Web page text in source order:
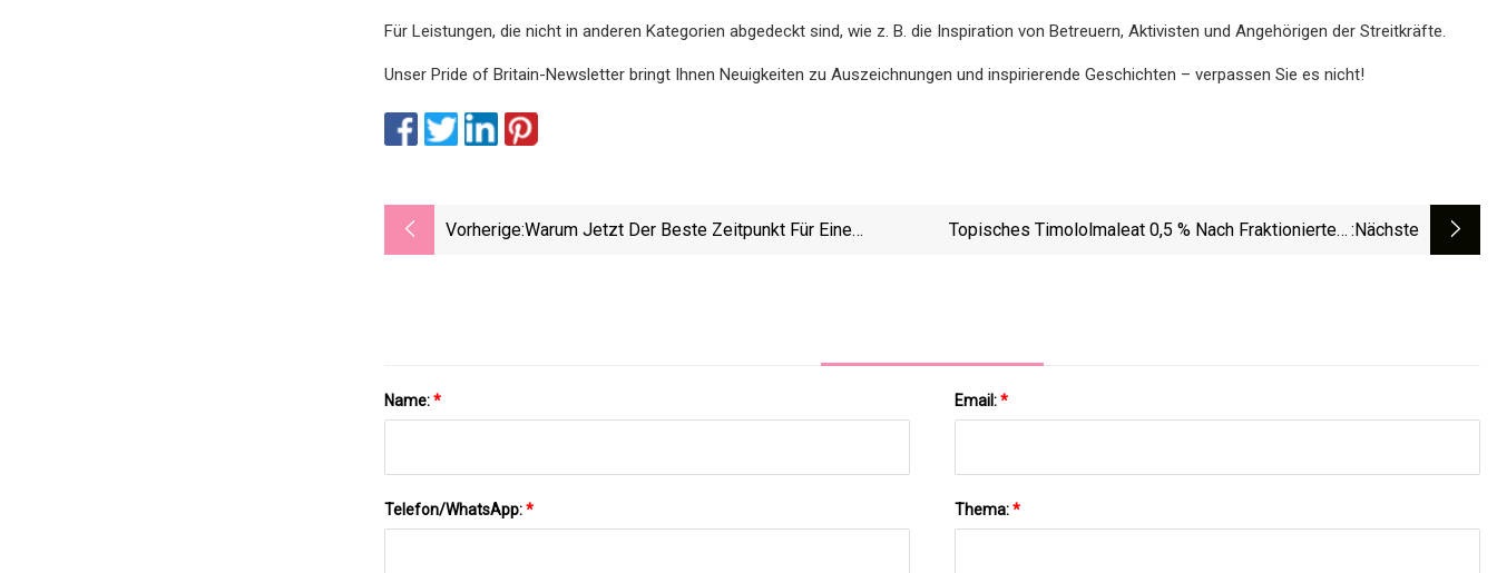
Für Leistungen, die nicht in anderen Kategorien abgedeckt sind, wie z. B. die Inspiration von Betreuern, Aktivisten und Angehörigen der Streitkräfte.
Unser Pride of Britain-Newsletter bringt Ihnen Neuigkeiten zu Auszeichnungen und inspirierende Geschichten – verpassen Sie es nicht!
Vorherige:Warum Jetzt Der Beste Zeitpunkt Für Eine
Topisches Timololmaleat 0,5 % Nach Fraktioniertem :nächste
Name:* Email:*
Telefon/WhatsApp:* Thema:*